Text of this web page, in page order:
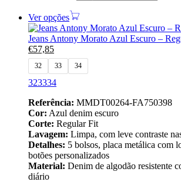
Ver opções
Jeans Antony Morato Azul Escuro –
€57,85
32 33 34
323334
Referência: MMDT00264-FA750398
Cor: Azul denim escuro
Corte: Regular Fit
Lavagem: Limpa, com leve contraste
Detalhes: 5 bolsos, placa metálica com
botões personalizados
Material: Denim de algodão resistente
diário